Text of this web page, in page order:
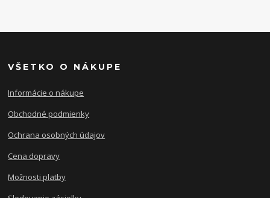
VŠETKO O NÁKUPE
Informácie o nákupe
Obchodné podmienky
Ochrana osobných údajov
Cena dopravy
Možnosti platby